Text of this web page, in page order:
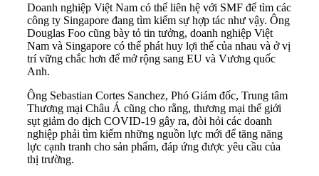
Doanh nghiệp Việt Nam có thể liên hệ với SMF để tìm các
công ty Singapore đang tìm kiếm sự hợp tác như vậy. Ông
Douglas Foo cũng bày tỏ tin tưởng, doanh nghiệp Việt
Nam và Singapore có thể phát huy lợi thế của nhau và ở vị
trí vững chắc hơn để mở rộng sang EU và Vương quốc
Anh.
Ông Sebastian Cortes Sanchez, Phó Giám đốc, Trung tâm
Thương mại Châu Á cũng cho rằng, thương mại thế giới
sụt giảm do dịch COVID-19 gây ra, đòi hỏi các doanh
nghiệp phải tìm kiếm những nguồn lực mới để tăng năng
lực cạnh tranh cho sản phẩm, đáp ứng được yêu cầu của
thị trường.